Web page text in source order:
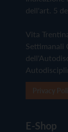
dell'art. 5
Vita
Settimanali
E-Shop